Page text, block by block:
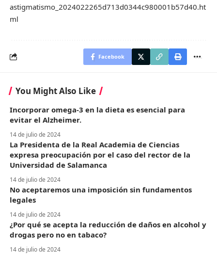
astigmatismo_2024022265d713d0344c980001b57d40.ht
ml
Facebook
You Might Also Like
Incorporar omega-3 en la dieta es esencial para
evitar el Alzheimer.
14 de julio de 2024
La Presidenta de la Real Academia de Ciencias
expresa preocupación por el caso del rector de la
Universidad de Salamanca
14 de julio de 2024
No aceptaremos una imposición sin fundamentos
legales
14 de julio de 2024
¿Por qué se acepta la reducción de daños en alcohol y
drogas pero no en tabaco?
14 de julio de 2024